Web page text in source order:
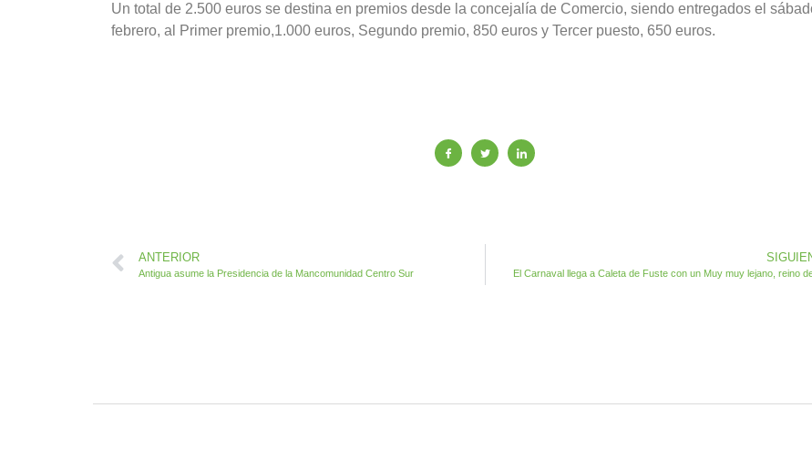
Un total de 2.500 euros se destina en premios desde la concejalía de Comercio, siendo entregados el
febrero, al Primer premio,1.000 euros, Segundo premio, 850 euros y Tercer puesto, 650 euros.
ANTERIOR
Antigua asume la Presidencia de la Mancomunidad Centro Sur